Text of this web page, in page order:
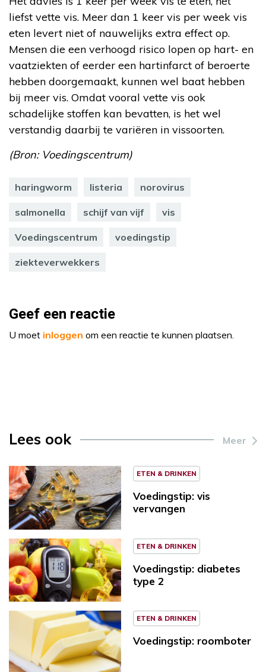
liefst vette vis. Meer dan 1 keer vis per week vis
eten levert niet of nauwelijks extra effect op.
Mensen die een verhoogd risico lopen op hart- en
vaatziekten of eerder een hartinfarct of beroerte
hebben doorgemaakt, kunnen wel baat hebben
bij meer vis. Omdat vooral vette vis ook
schadelijke stoffen kan bevatten, is het wel
verstandig daarbij te variëren in vissoorten.
(Bron: Voedingscentrum)
haringworm listeria norovirus
salmonella schijf van vijf vis
Voedingscentrum voedingstip
ziekteverwekkers
Geef een reactie
U moet inloggen om een reactie te kunnen plaatsen.
Lees ook Meer
ETEN & DRINKEN
Voedingstip: vis
vervangen
ETEN & DRINKEN
Voedingstip: diabetes
type 2
ETEN & DRINKEN
Voedingstip: roomboter